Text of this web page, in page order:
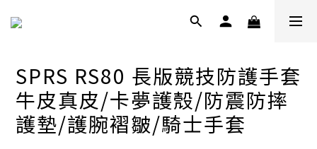
SPRS RS80 長版競技防護手套
牛皮真皮/卡夢護殼/防震防摔
護墊/護腕褶皺/騎士手套